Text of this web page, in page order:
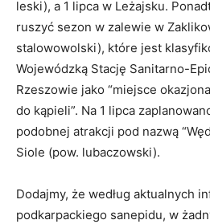
leski), a 1 lipca w Leżajsku.
ruszyć sezon w zalewie w
stalowowolski), które jest
Wojewódzką Stację Sanitarno-
Rzeszowie jako “miejsce
do kąpieli”. Na 1 lipca
podobnej atrakcji pod nazwą
Siole (pow. lubaczowski).
Dodajmy, że według aktualnych
podkarpackiego sanepidu, w